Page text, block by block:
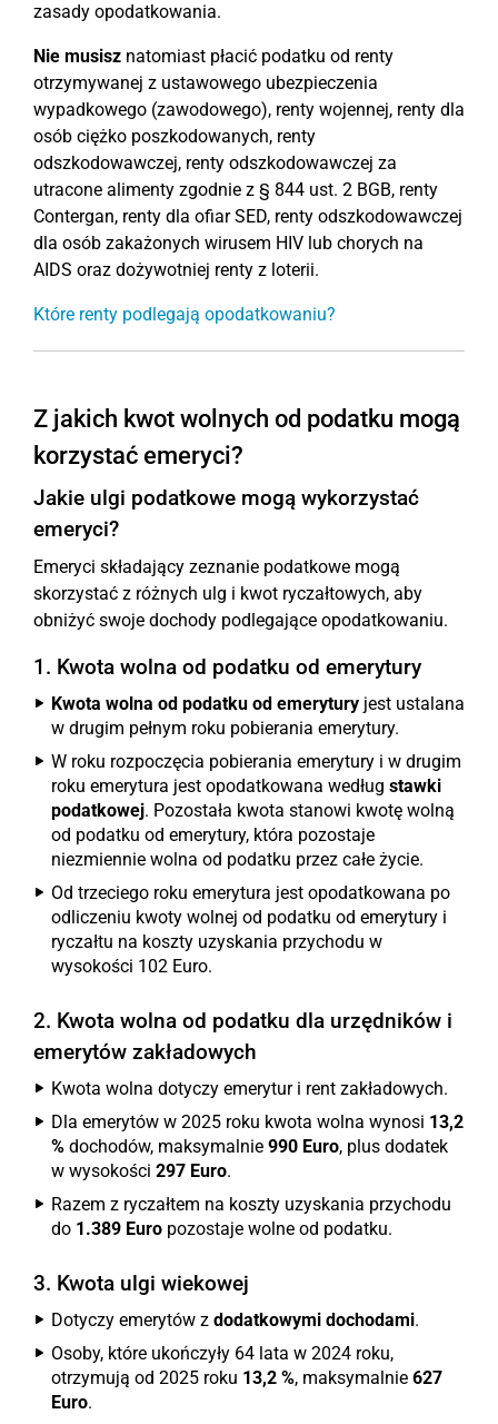
zasady opodatkowania.
Nie musisz natomiast płacić podatku od renty
otrzymywanej z ustawowego ubezpieczenia
wypadkowego (zawodowego), renty wojennej, renty dla
osób ciężko poszkodowanych, renty
odszkodowawczej, renty odszkodowawczej za
utracone alimenty zgodnie z § 844 ust. 2 BGB, renty
Contergan, renty dla ofiar SED, renty odszkodowawczej
dla osób zakażonych wirusem HIV lub chorych na
AIDS oraz dożywotniej renty z loterii.
Które renty podlegają opodatkowaniu?
Z jakich kwot wolnych od podatku mogą
korzystać emeryci?
Jakie ulgi podatkowe mogą wykorzystać
emeryci?
Emeryci składający zeznanie podatkowe mogą
skorzystać z różnych ulg i kwot ryczałtowych, aby
obniżyć swoje dochody podlegające opodatkowaniu.
1. Kwota wolna od podatku od emerytury
Kwota wolna od podatku od emerytury jest ustalana
w drugim pełnym roku pobierania emerytury.
W roku rozpoczęcia pobierania emerytury i w drugim
roku emerytura jest opodatkowana według stawki
podatkowej. Pozostała kwota stanowi kwotę wolną
od podatku od emerytury, która pozostaje
niezmiennie wolna od podatku przez całe życie.
Od trzeciego roku emerytura jest opodatkowana po
odliczeniu kwoty wolnej od podatku od emerytury i
ryczałtu na koszty uzyskania przychodu w
wysokości 102 Euro.
2. Kwota wolna od podatku dla urzędników i
emerytów zakładowych
Kwota wolna dotyczy emerytur i rent zakładowych.
Dla emerytów w 2025 roku kwota wolna wynosi 13,2
% dochodów, maksymalnie 990 Euro, plus dodatek
w wysokości 297 Euro.
Razem z ryczałtem na koszty uzyskania przychodu
do 1.389 Euro pozostaje wolne od podatku.
3. Kwota ulgi wiekowej
Dotyczy emerytów z dodatkowymi dochodami.
Osoby, które ukończyły 64 lata w 2024 roku,
otrzymują od 2025 roku 13,2 %, maksymalnie 627
Euro.